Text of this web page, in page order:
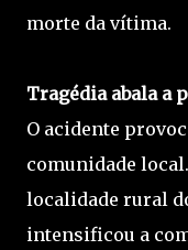
morte da vítima.
Tragédia abala a
O acidente
comunidade
localidade rural
intensificou a